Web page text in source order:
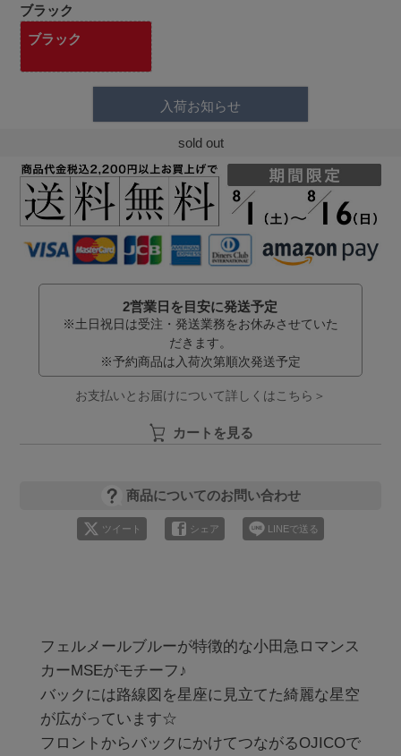
ブラック
ブラック
入荷お知らせ
sold out
2営業日を目安に発送予定
※土日祝日は受注・発送業務をお休みさせていた
だきます。
※予約商品は入荷次第順次発送予定
お支払いとお届けについて詳しくはこちら＞
カートを見る
商品についてのお問い合わせ
ツイート シェア LINEで送る
フェルメールブルーが特徴的な小田急ロマンス
カーMSEがモチーフ♪
バックには路線図を星座に見立てた綺麗な星空
が広がっています☆
フロントからバックにかけてつながるOJICOで